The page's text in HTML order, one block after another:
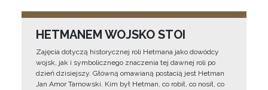
HETMANEM WOJSKO STOI
Zajęcia dotyczą historycznej roli Hetmana jako dowódcy
wojsk, jak i symbolicznego znaczenia tej dawnej roli po
dzień dzisiejszy. Główną omawianą postacią jest Hetman
Jan Amor Tarnowski. Kim był Hetman, co robił, co nosił, co